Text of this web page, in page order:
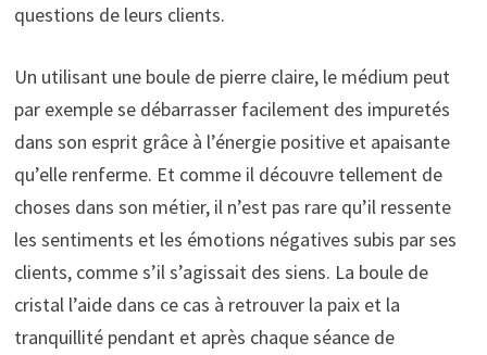
questions de leurs clients.
Un utilisant une boule de pierre claire, le médium peut
par exemple se débarrasser facilement des impuretés
dans son esprit grâce à l’énergie positive et apaisante
qu’elle renferme. Et comme il découvre tellement de
choses dans son métier, il n’est pas rare qu’il ressente
les sentiments et les émotions négatives subis par ses
clients, comme s’il s’agissait des siens. La boule de
cristal l’aide dans ce cas à retrouver la paix et la
tranquillité pendant et après chaque séance de